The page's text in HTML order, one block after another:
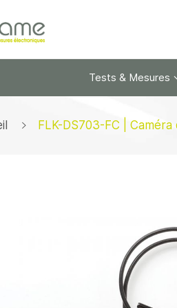
Tests & Mesures
FLK-DS703-FC |